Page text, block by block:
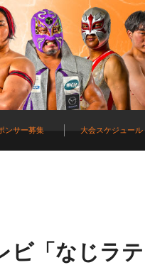
ンサー募集 大会スケジュール
「なじラテ